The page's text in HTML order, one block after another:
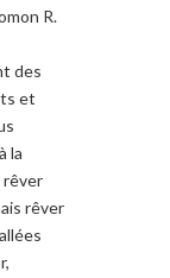
R.
des
et
à la
rêver
rêver
,